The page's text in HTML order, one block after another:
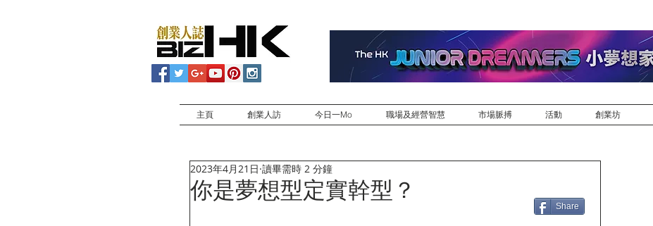
主頁 創業人訪 今日一Mo 職場及經營智慧 市場脈搏 活動 創業坊
你是夢想型定實幹型？
2023年4月21日 讀畢需時 2 分鐘
Share